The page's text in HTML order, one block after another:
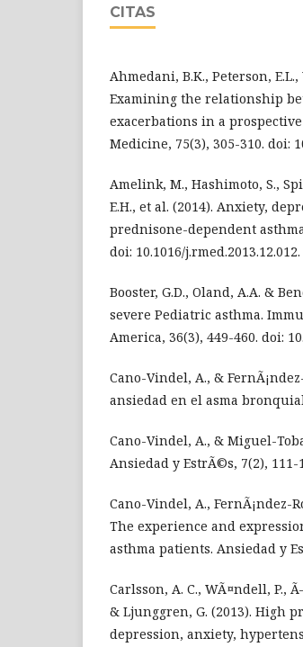
CITAS
Ahmedani, B.K., Peterson,
Examining the relationship
exacerbations in a
Medicine, 75(3), 305-310. doi:
Amelink, M., Hashimoto, S.,
E.H., et al. (2014). Anxiety,
prednisone-dependent
doi: 10.1016/j.rmed.2013.12.012.
Booster, G.D., Oland, A.A. &
severe Pediatric asthma.
America, 36(3), 449-460. doi:
Cano-Vindel, A., &
ansiedad en el asma
Cano-Vindel, A., & Miguel-
Ansiedad y EstrÃ©s, 7(2), 111-
Cano-Vindel, A., FernÃ¡ndez-
The experience and
asthma patients. Ansiedad y
Carlsson, A. C., WÃ¤ndell, P.,
& Ljunggren, G. (2013). High
depression, anxiety,